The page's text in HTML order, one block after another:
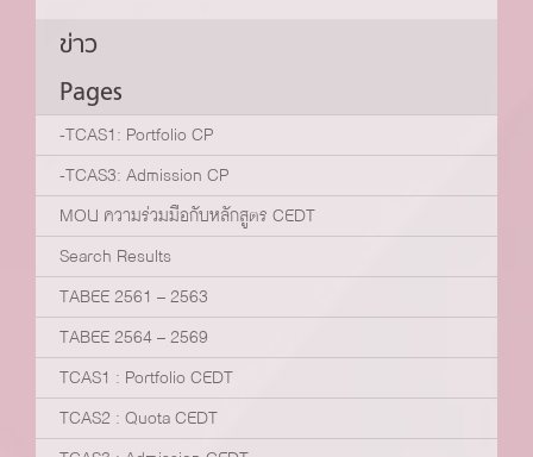
ข่าว
Pages
-TCAS1: Portfolio CP
-TCAS3: Admission CP
MOU ความร่วมมือกับหลักสูตร CEDT
Search Results
TABEE 2561 – 2563
TABEE 2564 – 2569
TCAS1 : Portfolio CEDT
TCAS2 : Quota CEDT